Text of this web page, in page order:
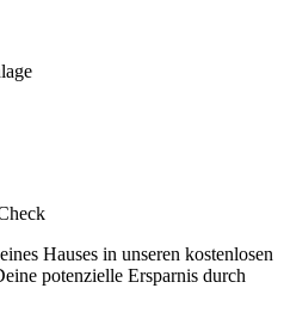
Hauses in unseren kostenlosen
potenzielle Ersparnis durch